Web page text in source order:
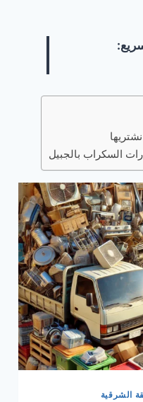
السكراب بالجبيل
الشرقية